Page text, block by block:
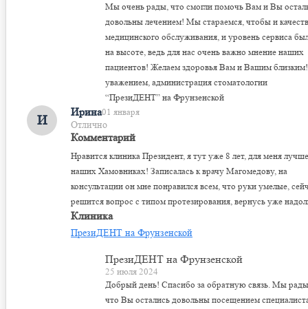
Мы очень рады, что смогли помочь Вам и Вы
довольны лечением! Мы стараемся, чтобы и
медицинского обслуживания, и уровень сервиса
на высоте, ведь для нас очень важно мнение наших
пациентов! Желаем здоровья Вам и Вашим
уважением, администрация стоматологии
“ПрезиДЕНТ” на Фрунзенской
И
Ирина01 января
Отлично
Комментарий
Нравится клиника Президент, я тут уже 8 лет, для меня
наших Хамовниках! Записалась к врачу Магомедову, на
консультации он мне понравился всем, что руки умелые,
решится вопрос с типом протезирования, вернусь уже
Клиника
ПрезиДЕНТ на Фрунзенской
ПрезиДЕНТ на Фрунзенской
25 июля 2024
Добрый день! Спасибо за обратную связь. Мы
что Вы остались довольны посещением